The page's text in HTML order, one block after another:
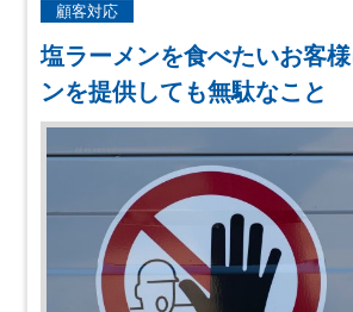
顧客対応
塩ラーメンを食べたいお客
ンを提供しても無駄なこと